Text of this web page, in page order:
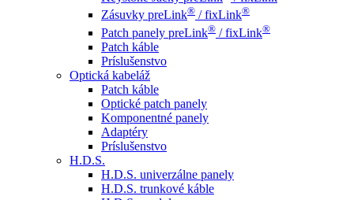
Zásuvky preLink® / fixLink®
Patch panely preLink® / fixLink®
Patch káble
Príslušenstvo
Optická kabeláž
Patch káble
Optické patch panely
Komponentné panely
Adaptéry
Príslušenstvo
H.D.S.
H.D.S. univerzálne panely
H.D.S. trunkové káble